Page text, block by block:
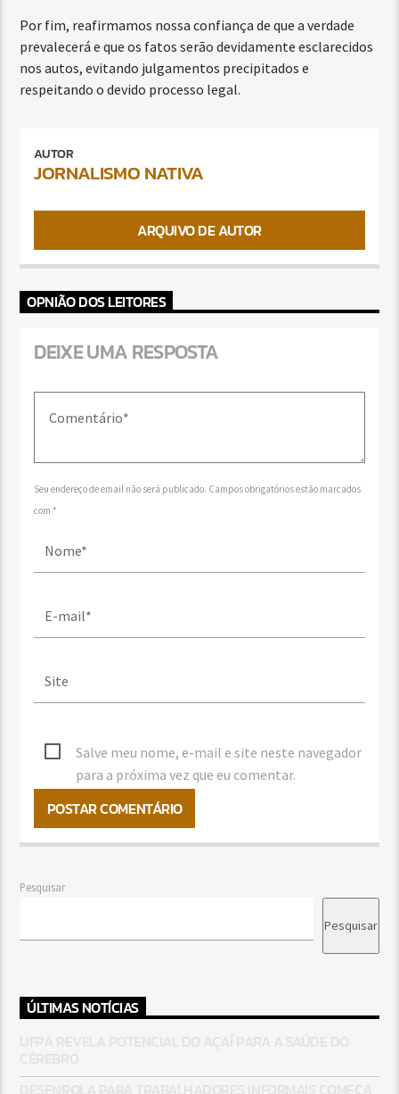
Por fim, reafirmamos nossa confiança de que a verdade
prevalecerá e que os fatos serão devidamente esclarecidos
nos autos, evitando julgamentos precipitados e
respeitando o devido processo legal.
AUTOR
JORNALISMO NATIVA
ARQUIVO DE AUTOR
OPNIÃO DOS LEITORES
DEIXE UMA RESPOSTA
Seu endereço de email não será publicado. Campos obrigatórios estão marcados
com *
Salve meu nome, e-mail e site neste navegador
para a próxima vez que eu comentar.
Pesquisar
Pesquisar
ÚLTIMAS NOTÍCIAS